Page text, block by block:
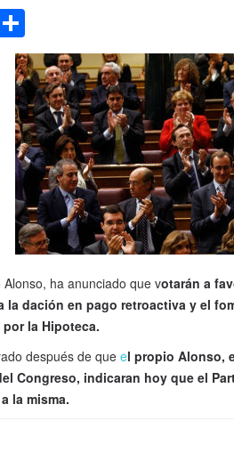
Alonso, ha anunciado que votarán a
la dación en pago retroactiva y el
la Hipoteca.
después de que el propio Alonso,
Congreso, indicaran hoy que el
la misma.